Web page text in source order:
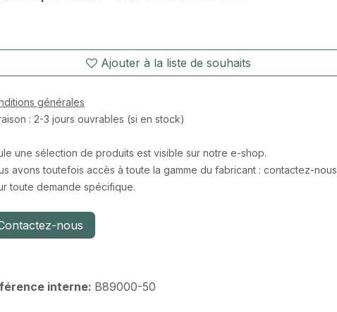
Ajouter à la liste de souhaits
générales
: 2-3 jours ouvrables (si en stock)
une sélection de produits est visible sur notre e-shop.
avons toutefois accès à toute la gamme du fabricant : contactez-nous
toute demande spécifique.
nous
interne: B89000-50